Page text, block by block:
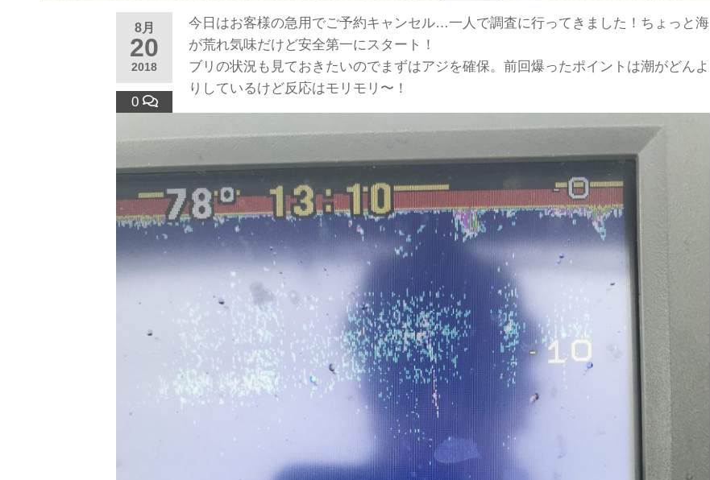
8月
20
2018
0
今日はお客様の急用でご予約キャンセル…一人で調査に行ってきました！ちょっと海
が荒れ気味だけど安全第一にスタート！
ブリの状況も見ておきたいのでまずはアジを確保。前回爆ったポイントは潮がどんよ
りしているけど反応はモリモリ〜！